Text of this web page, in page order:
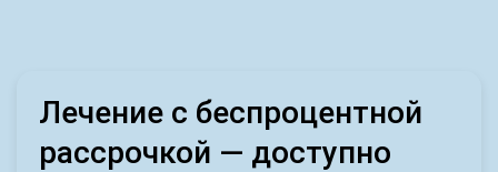
Лечение с беспроцентной
рассрочкой — доступно